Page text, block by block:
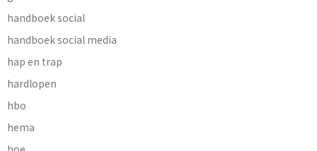
handboek social
handboek social media
hap en trap
hardlopen
hbo
hema